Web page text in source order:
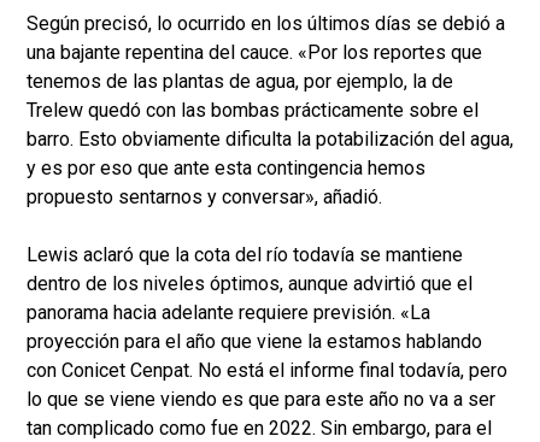
Según precisó, lo ocurrido en los últimos días se debió a
una bajante repentina del cauce. «Por los reportes que
tenemos de las plantas de agua, por ejemplo, la de
Trelew quedó con las bombas prácticamente sobre el
barro. Esto obviamente dificulta la potabilización del agua,
y es por eso que ante esta contingencia hemos
propuesto sentarnos y conversar», añadió.
Lewis aclaró que la cota del río todavía se mantiene
dentro de los niveles óptimos, aunque advirtió que el
panorama hacia adelante requiere previsión. «La
proyección para el año que viene la estamos hablando
con Conicet Cenpat. No está el informe final todavía, pero
lo que se viene viendo es que para este año no va a ser
tan complicado como fue en 2022. Sin embargo, para el